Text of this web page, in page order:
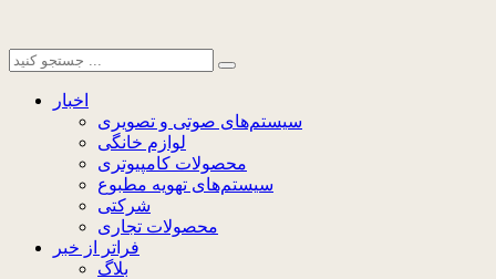
اخبار
سیستم‌های صوتی و تصویری
لوازم خانگی
محصولات کامپیوتری
سیستم‌های تهویه مطبوع
شرکتی
محصولات تجاری
فراتر از خبر
بلاگ